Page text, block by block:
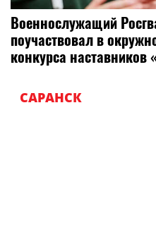
Военнослужащий
поучаствовал в
конкурса наставников
САРАНСК